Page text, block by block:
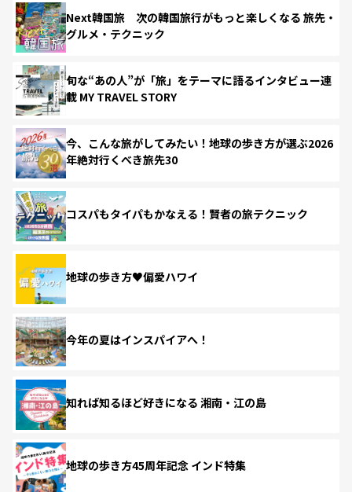
Next韓国旅 次の韓国旅行がもっと楽しくなる 旅先・
グルメ・テクニック
旬な“あの人”が「旅」をテーマに語るインタビュー連
載 MY TRAVEL STORY
今、こんな旅がしてみたい！地球の歩き方が選ぶ2026
年絶対行くべき旅先30
コスパもタイパもかなえる！賢者の旅テクニック
地球の歩き方♥偏愛ハワイ
今年の夏はインスパイアへ！
知れば知るほど好きになる 湘南・江の島
地球の歩き方45周年記念 インド特集